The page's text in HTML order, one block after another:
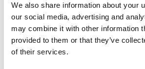
We also share information about your
our social media, advertising and
may combine it with other information
provided to them or that they’ve
of their services.
Nieuwe AI-primeur voor Maastricht
intelligent exoskelet ondersteunt
Je kunt je nu aanmelden voor onze
Trainingsvlucht 17 juli